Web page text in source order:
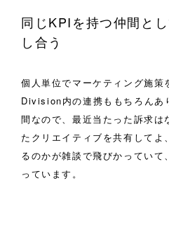
同じKPIを持つ仲間と
し合う
個人単位でマーケティング施策
Division内の連携ももちろんあ
間なので、最近当たった訴求は
たクリエイティブを共有して
るのかが雑談で飛びかっていて
っています。